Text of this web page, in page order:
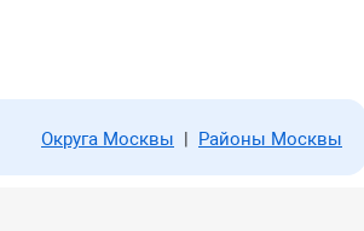
Округа Москвы | Районы Москвы